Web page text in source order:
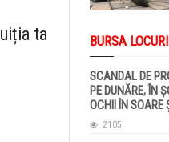
ta
BURSA
SCANDAL DE
PE DUNĂRE, ÎN
OCHII ÎN SOARE
citește mai multe
2105